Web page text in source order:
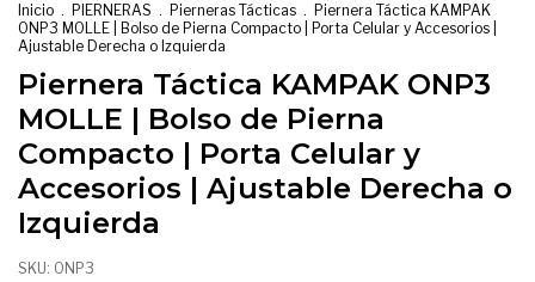
Inicio . PIERNERAS . Pierneras Tácticas . Piernera Táctica KAMPAK
ONP3 MOLLE | Bolso de Pierna Compacto | Porta Celular y Accesorios |
Ajustable Derecha o Izquierda
Piernera Táctica KAMPAK ONP3
MOLLE | Bolso de Pierna
Compacto | Porta Celular y
Accesorios | Ajustable Derecha o
Izquierda
SKU: ONP3